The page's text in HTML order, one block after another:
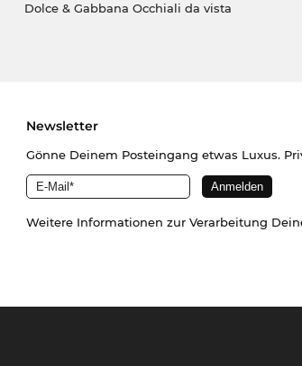
Dolce & Gabbana Occhiali da vista
Newsletter
Gönne Deinem Posteingang etwas Luxus.
Weitere Informationen zur Verarbeitung